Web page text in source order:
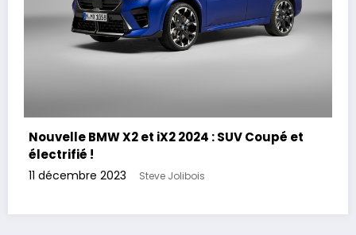
Nouvelle BMW X2 et iX2 2024 : SUV Coupé et
électrifié !
11 décembre 2023 Steve Jolibois